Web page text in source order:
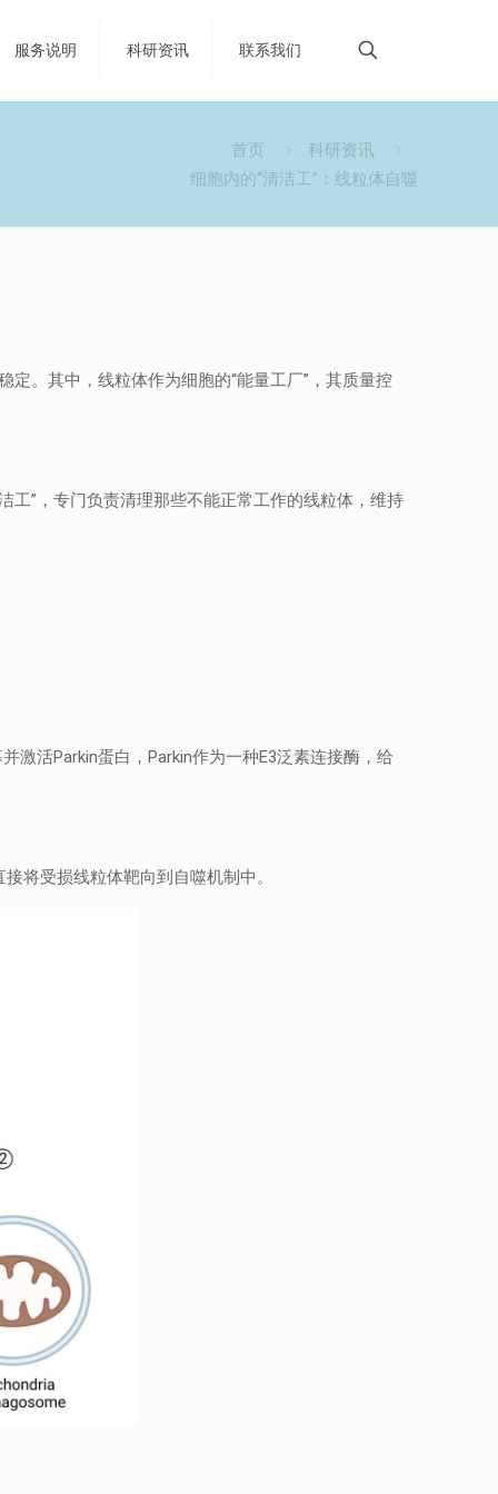
服务说明 科研资讯 联系我们
首页
科研资讯
细胞内的“清洁工”：线粒体自噬
。其中，线粒体作为细胞的“能量工厂”，其质量控
工”，专门负责清理那些不能正常工作的线粒体，维持
激活Parkin蛋白，Parkin作为一种E3泛素连接酶，给
将受损线粒体靶向到自噬机制中。